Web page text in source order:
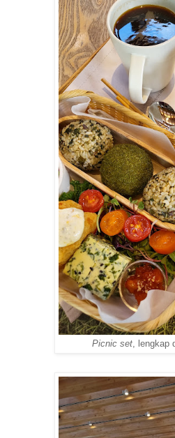
Picnic set, lengkap